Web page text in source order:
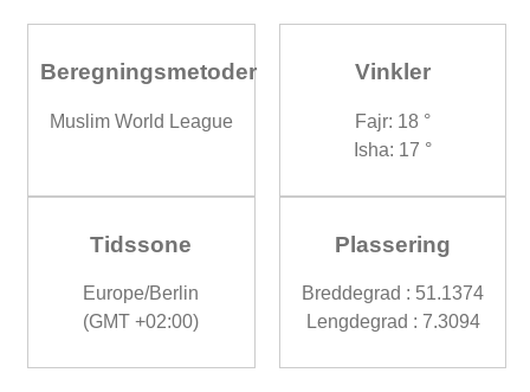
Beregningsmetoder
Muslim World League
Vinkler
Fajr: 18 °
Isha: 17 °
Tidssone
Europe/Berlin
(GMT +02:00)
Plassering
Breddegrad : 51.1374
Lengdegrad : 7.3094